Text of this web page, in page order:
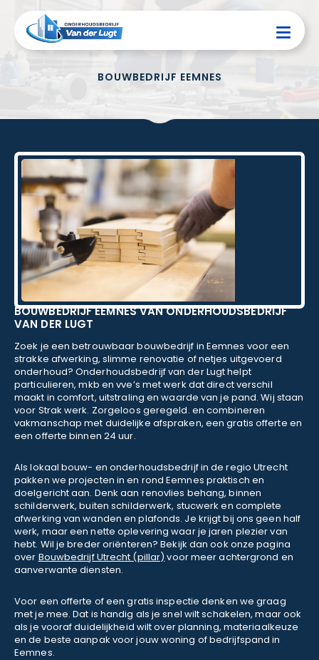
BOUWBEDRIJF EEMNES
BOUWBEDRIJF EEMNES VAN ONDERHOUDSBEDRIJF
VAN DER LUGT
Zoek je een betrouwbaar bouwbedrijf in Eemnes voor een
strakke afwerking, slimme renovatie of netjes uitgevoerd
onderhoud? Onderhoudsbedrijf van der Lugt helpt
particulieren, mkb en vve’s met werk dat direct verschil
maakt in comfort, uitstraling en waarde van je pand. Wij staan
voor Strak werk. Zorgeloos geregeld. en combineren
vakmanschap met duidelijke afspraken, een gratis offerte en
een offerte binnen 24 uur.
Als lokaal bouw- en onderhoudsbedrijf in de regio Utrecht
pakken we projecten in en rond Eemnes praktisch en
doelgericht aan. Denk aan renovlies behang, binnen
schilderwerk, buiten schilderwerk, stucwerk en complete
afwerking van wanden en plafonds. Je krijgt bij ons geen half
werk, maar een nette oplevering waar je jaren plezier van
hebt. Wil je breder oriënteren? Bekijk dan ook onze pagina
over Bouwbedrijf Utrecht (pillar) voor meer achtergrond en
aanverwante diensten.
Voor een offerte of een gratis inspectie denken we graag
met je mee. Dat is handig als je snel wilt schakelen, maar ook
als je vooraf duidelijkheid wilt over planning, materiaalkeuze
en de beste aanpak voor jouw woning of bedrijfspand in
Eemnes.